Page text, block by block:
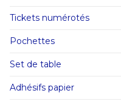
Tickets numérotés
Pochettes
Set de table
Adhésifs papier